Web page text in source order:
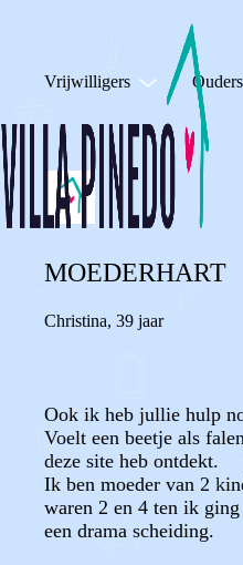
Vrijwilligers Ouders
MOEDERHART
Christina, 39 jaar
Ook ik heb jullie hulp
Voelt een beetje als
deze site heb ontdekt.
Ik ben moeder van 2
waren 2 en 4 ten ik
een drama scheiding.